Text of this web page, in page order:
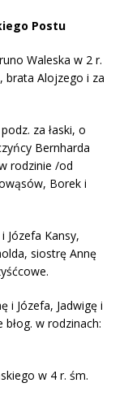
Postu
Waleska w 2 r.
brata Alojzego i za
za łaski, o
Bernharda
rodzinie /od
Borek i
Józefa Kansy,
siostrę Annę
i Józefa, Jadwigę i
w rodzinach:
w 4 r. śm.